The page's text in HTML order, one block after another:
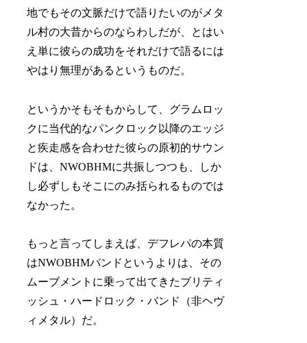
地でもその文脈だけで語りたいのがメタ
ル村の大昔からのならわしだが、とはい
え単に彼らの成功をそれだけで語るには
やはり無理があるというものだ。
というかそもそもからして、グラムロッ
クに当代的なパンクロック以降のエッジ
と疾走感を合わせた彼らの原初的サウン
ドは、NWOBHMに共振しつつも、しか
し必ずしもそこにのみ括られるものでは
なかった。
もっと言ってしまえば、デフレパの本質
はNWOBHMバンドというよりは、その
ムーブメントに乗って出てきたブリティ
ッシュ・ハードロック・バンド（非ヘヴ
ィメタル）だ。